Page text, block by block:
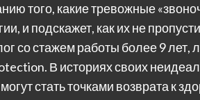
того, какие тревожные
и подскажет, как их не
со стажем работы более 9 лет,
В историях своих
стать точками возврата к